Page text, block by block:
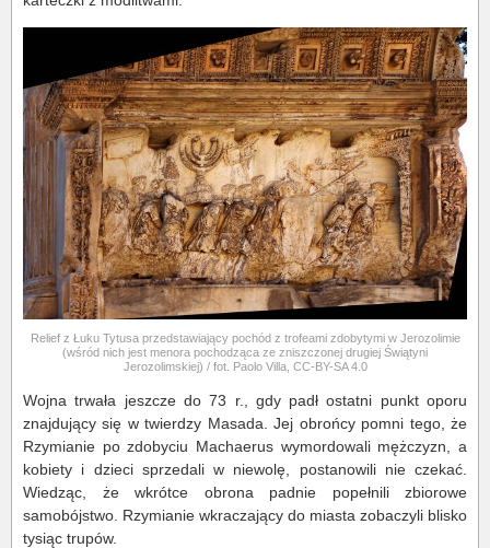
Relief z Łuku Tytusa przedstawiający pochód z trofeami zdobytymi w Jerozolimie
(wśród nich jest menora pochodząca ze zniszczonej drugiej Świątyni
Jerozolimskiej) / fot. Paolo Villa, CC-BY-SA 4.0
Wojna trwała jeszcze do 73 r., gdy padł ostatni punkt oporu
znajdujący się w twierdzy Masada. Jej obrońcy pomni tego, że
Rzymianie po zdobyciu Machaerus wymordowali mężczyzn, a
kobiety i dzieci sprzedali w niewolę, postanowili nie czekać.
Wiedząc, że wkrótce obrona padnie popełnili zbiorowe
samobójstwo. Rzymianie wkraczający do miasta zobaczyli blisko
tysiąc trupów.